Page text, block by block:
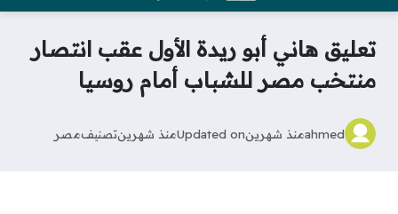
تعليق هاني أبو ريدة الأول عقب انتصار
منتخب مصر للشباب أمام روسيا
ahmedمنذ شهرينUpdated onمنذ شهرينتصنيفمصر